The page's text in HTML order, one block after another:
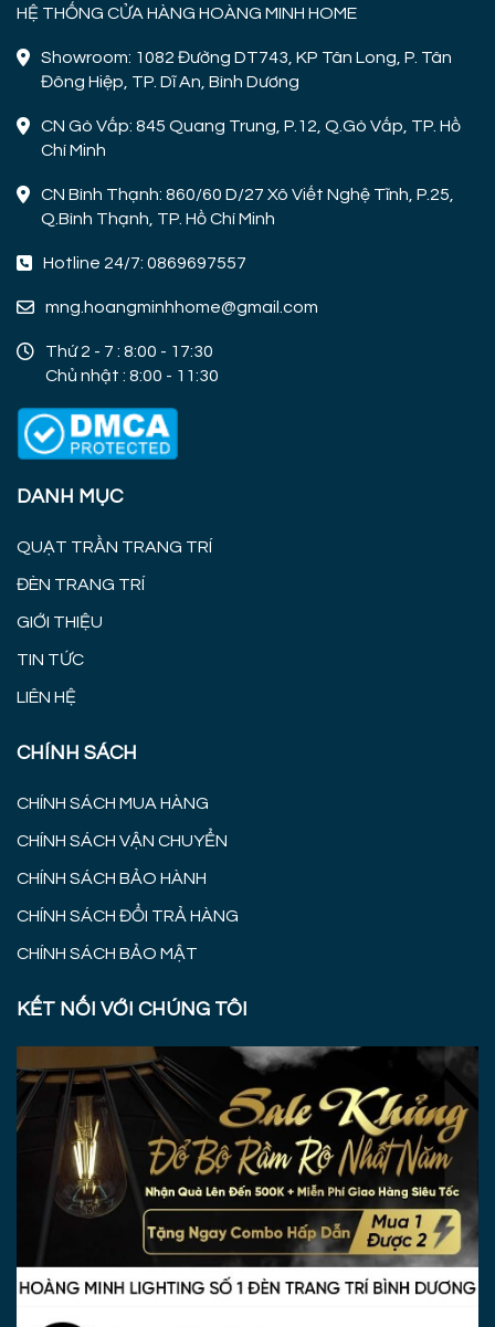
HỆ THỐNG CỬA HÀNG HOÀNG MINH HOME
Showroom: 1082 Đường DT743, KP Tân Long, P. Tân
Đông Hiệp, TP. Dĩ An, Bình Dương
CN Gò Vấp: 845 Quang Trung, P.12, Q.Gò Vấp, TP. Hồ
Chí Minh
CN Bình Thạnh: 860/60 D/27 Xô Viết Nghệ Tĩnh, P.25,
Q.Bình Thạnh, TP. Hồ Chí Minh
Hotline 24/7: 0869697557
mng.hoangminhhome@gmail.com
Thứ 2 - 7 : 8:00 - 17:30
Chủ nhật : 8:00 - 11:30
DANH MỤC
QUẠT TRẦN TRANG TRÍ
ĐÈN TRANG TRÍ
GIỚI THIỆU
TIN TỨC
LIÊN HỆ
CHÍNH SÁCH
CHÍNH SÁCH MUA HÀNG
CHÍNH SÁCH VẬN CHUYỂN
CHÍNH SÁCH BẢO HÀNH
CHÍNH SÁCH ĐỔI TRẢ HÀNG
CHÍNH SÁCH BẢO MẬT
KẾT NỐI VỚI CHÚNG TÔI